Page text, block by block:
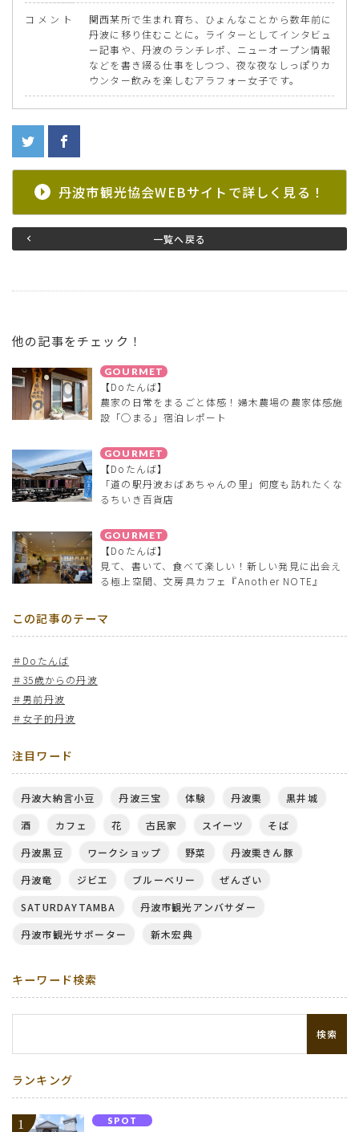
コ メ ン ト
関西某所で生まれ育ち、ひょんなことから数年前に
丹波に移り住むことに。ライターとしてインタビュ
ー記事や、丹波のランチレポ、ニューオープン情報
などを書き綴る仕事をしつつ、夜な夜なしっぽりカ
ウンター飲みを楽しむアラフォー女子です。
丹波市観光協会WEBサイトで詳しく見る！
一覧へ戻る
他の記事をチェック！
GOURMET
【Doたんば】
農家の日常をまるごと体感！婦木農場の農家体感施
設「◯まる」宿泊レポート
GOURMET
【Doたんば】
「道の駅丹波おばあちゃんの里」何度も訪れたくな
るちいき百貨店
GOURMET
【Doたんば】
見て、書いて、食べて楽しい！新しい発見に出会え
る極上空間、文房具カフェ『Another NOTE』
この記事のテーマ
＃Doたんば
＃35歳からの丹波
＃男前丹波
＃女子的丹波
注目ワード
丹波大納言小豆 丹波三宝 体験 丹波栗
黒井城
酒
カフェ 花 古民家 スイーツ
そば
丹波黒豆
ワークショップ 野菜
丹波栗きん豚
丹波竜
ジビエ ブルーベリー
ぜんざい
SATURDAYTAMBA
丹波市観光アンバサダー
丹波市観光サポーター
新木宏典
キーワード検索
検索
ランキング
SPOT